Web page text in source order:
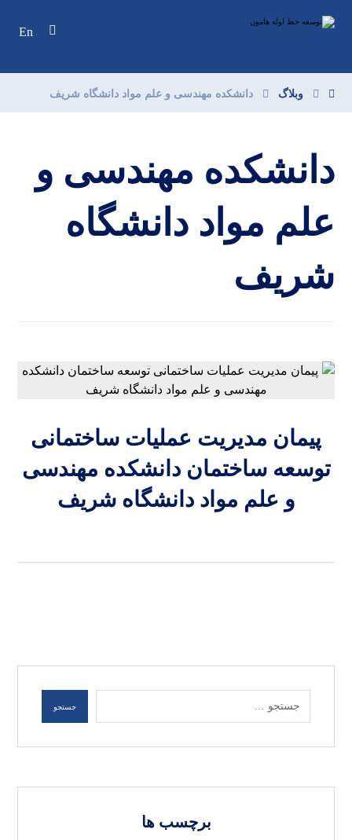
En
وبلاگ دانشکده مهندسی و علم مواد دانشگاه شریف
دانشکده مهندسی و
علم مواد دانشگاه
شریف
پیمان مدیریت عملیات ساختمانی
توسعه ساختمان دانشکده مهندسی
و علم مواد دانشگاه شریف
جستجو
برچسب ها